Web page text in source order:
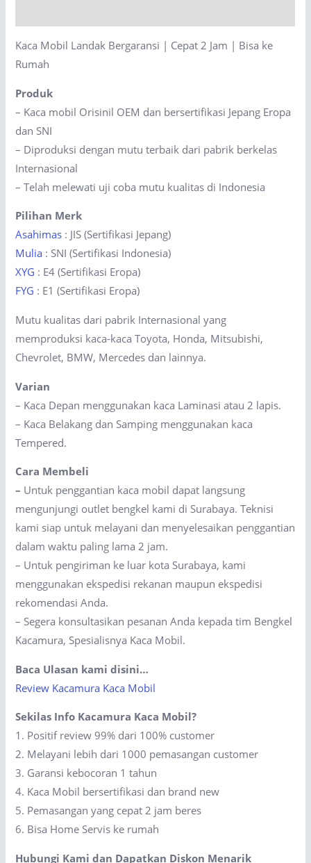
|
Bisa
ke
Rumah
quantity
Kaca Mobil Landak Bergaransi | Cepat 2 Jam | Bisa ke
Rumah
Produk
– Kaca mobil Orisinil OEM dan bersertifikasi Jepang Eropa
dan SNI
– Diproduksi dengan mutu terbaik dari pabrik berkelas
Internasional
– Telah melewati uji coba mutu kualitas di Indonesia
Pilihan Merk
Asahimas : JIS (Sertifikasi Jepang)
Mulia : SNI (Sertifikasi Indonesia)
XYG : E4 (Sertifikasi Eropa)
FYG : E1 (Sertifikasi Eropa)
Mutu kualitas dari pabrik Internasional yang
memproduksi kaca-kaca Toyota, Honda, Mitsubishi,
Chevrolet, BMW, Mercedes dan lainnya.
Varian
– Kaca Depan menggunakan kaca Laminasi atau 2 lapis.
– Kaca Belakang dan Samping menggunakan kaca
Tempered.
Cara Membeli
– Untuk penggantian kaca mobil dapat langsung
mengunjungi outlet bengkel kami di Surabaya. Teknisi
kami siap untuk melayani dan menyelesaikan penggantian
dalam waktu paling lama 2 jam.
– Untuk pengiriman ke luar kota Surabaya, kami
menggunakan ekspedisi rekanan maupun ekspedisi
rekomendasi Anda.
– Segera konsultasikan pesanan Anda kepada tim Bengkel
Kacamura, Spesialisnya Kaca Mobil.
Baca Ulasan kami disini…
Review Kacamura Kaca Mobil
Sekilas Info Kacamura Kaca Mobil?
1. Positif review 99% dari 100% customer
2. Melayani lebih dari 1000 pemasangan customer
3. Garansi kebocoran 1 tahun
4. Kaca Mobil bersertifikasi dan brand new
5. Pemasangan yang cepat 2 jam beres
6. Bisa Home Servis ke rumah
Hubungi Kami dan Dapatkan Diskon Menarik